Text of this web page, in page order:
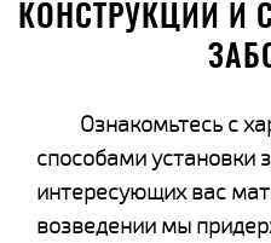
КОНСТРУКЦИИ И
Ознакомьтесь с
способами установки
интересующих вас
возведении мы